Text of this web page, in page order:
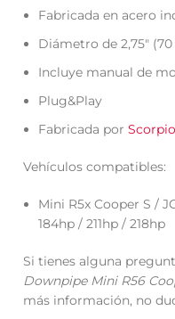
Fabricada en acero
Diámetro de 2,75″
Incluye manual de
Plug&Play
Fabricada por
Vehículos compatibles:
Mini R5x Cooper S /
184hp / 211hp / 218hp
Si tienes alguna
Downpipe Mini R56
más información, no